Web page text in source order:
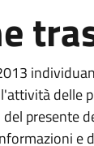
delle
presente
e